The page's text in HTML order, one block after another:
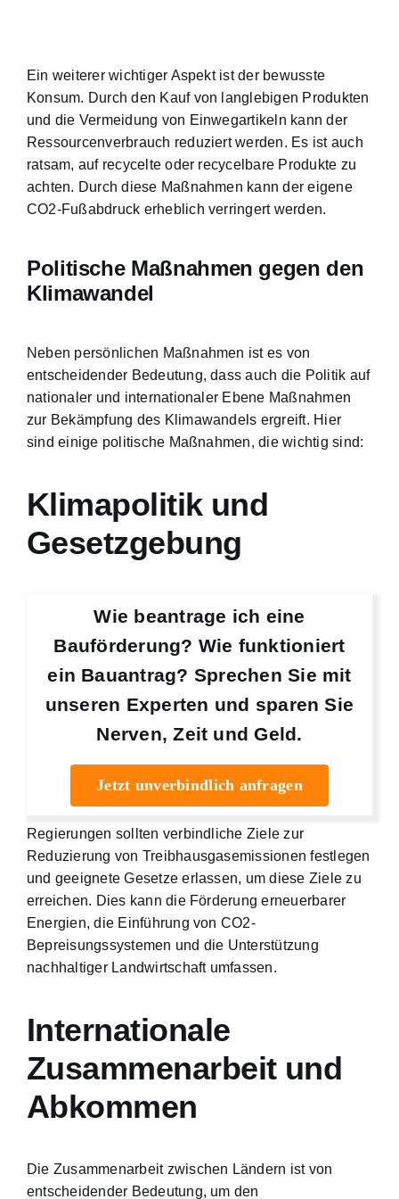
Ein weiterer wichtiger Aspekt ist der bewusste
Konsum. Durch den Kauf von langlebigen Produkten
und die Vermeidung von Einwegartikeln kann der
Ressourcenverbrauch reduziert werden. Es ist auch
ratsam, auf recycelte oder recycelbare Produkte zu
achten. Durch diese Maßnahmen kann der eigene
CO2-Fußabdruck erheblich verringert werden.
Politische Maßnahmen gegen den
Klimawandel
Neben persönlichen Maßnahmen ist es von
entscheidender Bedeutung, dass auch die Politik auf
nationaler und internationaler Ebene Maßnahmen
zur Bekämpfung des Klimawandels ergreift. Hier
sind einige politische Maßnahmen, die wichtig sind:
Klimapolitik und
Gesetzgebung
Wie beantrage ich eine
Bauförderung? Wie funktioniert
ein Bauantrag? Sprechen Sie mit
unseren Experten und sparen Sie
Nerven, Zeit und Geld.
Jetzt unverbindlich anfragen
Regierungen sollten verbindliche Ziele zur
Reduzierung von Treibhausgasemissionen festlegen
und geeignete Gesetze erlassen, um diese Ziele zu
erreichen. Dies kann die Förderung erneuerbarer
Energien, die Einführung von CO2-
Bepreisungssystemen und die Unterstützung
nachhaltiger Landwirtschaft umfassen.
Internationale
Zusammenarbeit und
Abkommen
Die Zusammenarbeit zwischen Ländern ist von
entscheidender Bedeutung, um den